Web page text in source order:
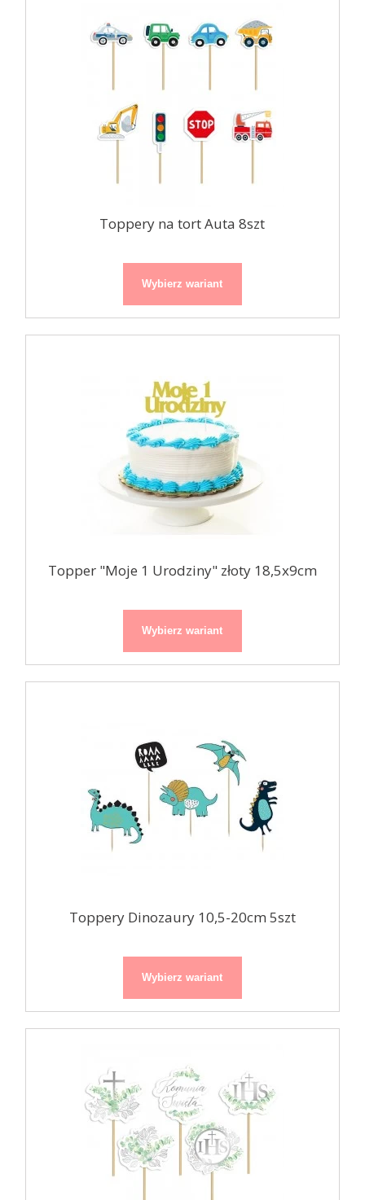
Toppery na tort Auta 8szt
Wybierz wariant
Topper "Moje 1 Urodziny" złoty 18,5x9cm
Wybierz wariant
Toppery Dinozaury 10,5-20cm 5szt
Wybierz wariant